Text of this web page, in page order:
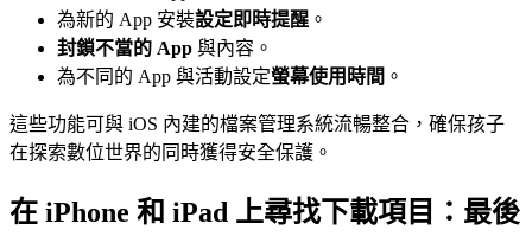
為新的 App 安裝設定即時提醒 。
封鎖不當的 App 與內容。
為不同的 App 與活動設定螢幕使用時間 。
這些功能可與 iOS 內建的檔案管理系統流暢整合，確保孩子
在探索數位世界的同時獲得安全保護。
在 iPhone 和 iPad 上尋找下載項目：最後